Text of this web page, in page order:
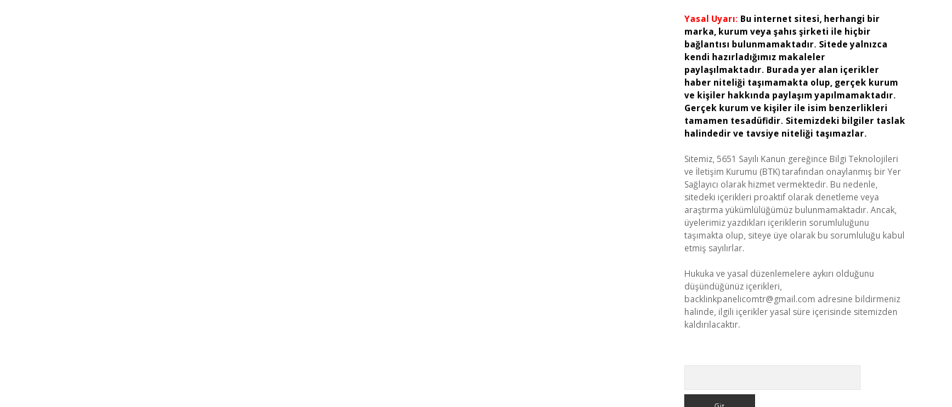
Yasal Uyarı: Bu internet sitesi, herhangi bir
marka, kurum veya şahıs şirketi ile hiçbir
bağlantısı bulunmamaktadır. Sitede yalnızca
kendi hazırladığımız makaleler
paylaşılmaktadır. Burada yer alan içerikler
haber niteliği taşımamakta olup, gerçek kurum
ve kişiler hakkında paylaşım yapılmamaktadır.
Gerçek kurum ve kişiler ile isim benzerlikleri
tamamen tesadüfidir. Sitemizdeki bilgiler taslak
halindedir ve tavsiye niteliği taşımazlar.
Sitemiz, 5651 Sayılı Kanun gereğince Bilgi Teknolojileri
ve İletişim Kurumu (BTK) tarafından onaylanmış bir Yer
Sağlayıcı olarak hizmet vermektedir. Bu nedenle,
sitedeki içerikleri proaktif olarak denetleme veya
araştırma yükümlülüğümüz bulunmamaktadır. Ancak,
üyelerimiz yazdıkları içeriklerin sorumluluğunu
taşımakta olup, siteye üye olarak bu sorumluluğu kabul
etmiş sayılırlar.
Hukuka ve yasal düzenlemelere aykırı olduğunu
düşündüğünüz içerikleri,
backlinkpanelicomtr@gmail.com adresine bildirmeniz
halinde, ilgili içerikler yasal süre içerisinde sitemizden
kaldırılacaktır.